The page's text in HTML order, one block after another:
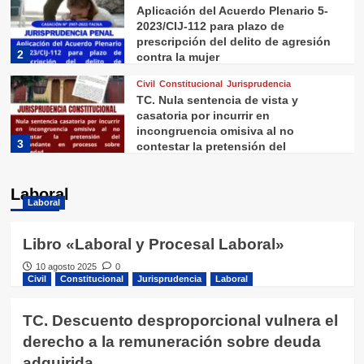
2
Aplicación del Acuerdo Plenario 5-
2023/CIJ-112 para plazo de
prescripción del delito de agresión
contra la mujer
3
Civil Constitucional Jurisprudencia
TC. Nula sentencia de vista y
casatoria por incurrir en
incongruencia omisiva al no
contestar la pretensión del
TC. No existe cosa juzgada en
esta en ejecución
Laboral
Laboral
Libro «Laboral y Procesal Laboral»
10 agosto 2025
0
Civil
Constitucional Jurisprudencia Laboral
TC. Descuento desproporcional vulnera el
derecho a la remuneración sobre deuda